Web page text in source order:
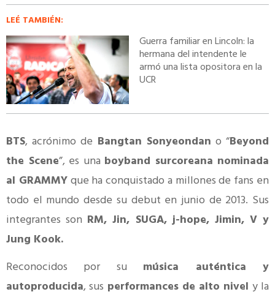
LEÉ TAMBIÉN:
Guerra familiar en Lincoln: la
hermana del intendente le
armó una lista opositora en la
UCR
BTS, acrónimo de Bangtan Sonyeondan o “Beyond
the Scene”, es una boyband surcoreana nominada
al GRAMMYque ha conquistado a millones de fans en
todo el mundo desde su debut en junio de 2013. Sus
integrantes son RM, Jin, SUGA, j-hope, Jimin, V y
Jung Kook.
Reconocidos por su música auténtica y
autoproducida, sus performances de alto nivel y la